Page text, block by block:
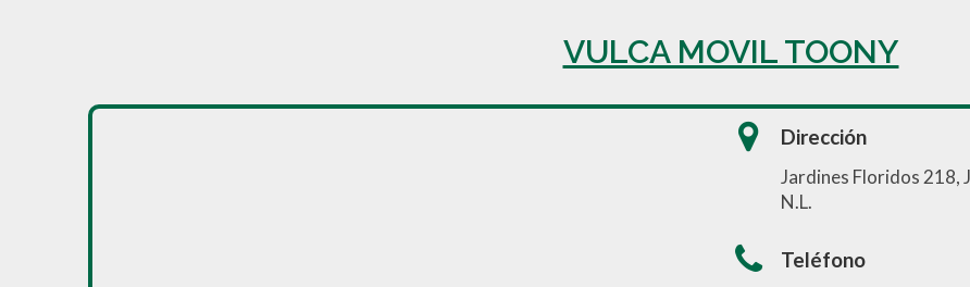
VULCA MOVIL TOONY
Dirección
Jardines Floridos 218,
N.L.
Teléfono